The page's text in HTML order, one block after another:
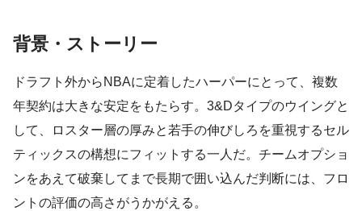
背景・ストーリー
ドラフト外からNBAに定着したハーパーにとって、複数
年契約は大きな安定をもたらす。3&Dタイプのウイングと
して、ロスター層の厚みと若手の伸びしろを重視するセル
ティックスの構想にフィットする一人だ。チームオプショ
ンをあえて破棄してまで長期で囲い込んだ判断には、フロ
ントの評価の高さがうかがえる。